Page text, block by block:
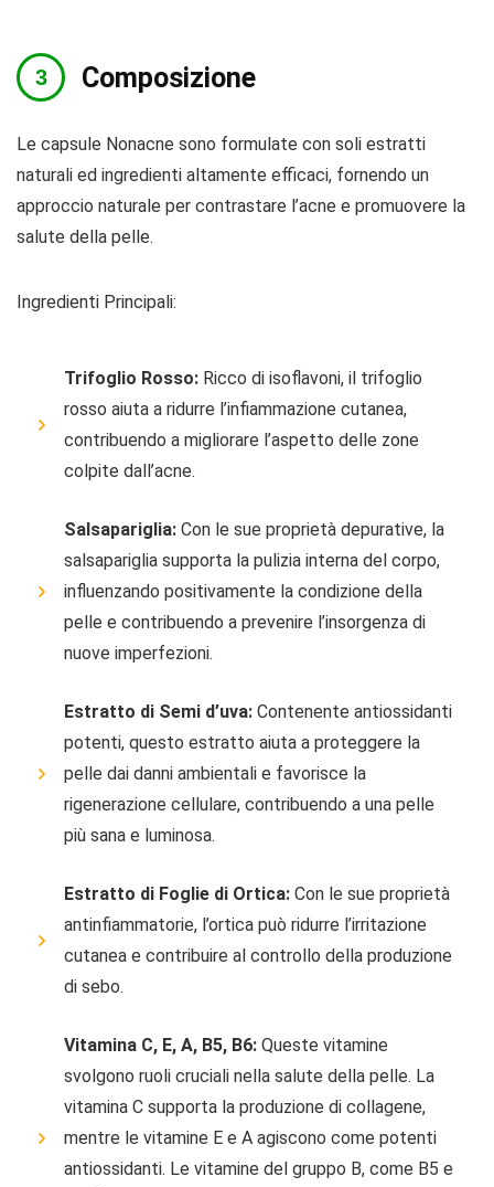
Composizione
Le capsule Nonacne sono formulate con soli estratti
naturali ed ingredienti altamente efficaci, fornendo un
approccio naturale per contrastare l’acne e promuovere la
salute della pelle.
Ingredienti Principali:
Trifoglio Rosso: Ricco di isoflavoni, il trifoglio
rosso aiuta a ridurre l’infiammazione cutanea,
contribuendo a migliorare l’aspetto delle zone
colpite dall’acne.
Salsapariglia: Con le sue proprietà depurative, la
salsapariglia supporta la pulizia interna del corpo,
influenzando positivamente la condizione della
pelle e contribuendo a prevenire l’insorgenza di
nuove imperfezioni.
Estratto di Semi d’uva: Contenente antiossidanti
potenti, questo estratto aiuta a proteggere la
pelle dai danni ambientali e favorisce la
rigenerazione cellulare, contribuendo a una pelle
più sana e luminosa.
Estratto di Foglie di Ortica: Con le sue proprietà
antinfiammatorie, l’ortica può ridurre l’irritazione
cutanea e contribuire al controllo della produzione
di sebo.
Vitamina C, E, A, B5, B6: Queste vitamine
svolgono ruoli cruciali nella salute della pelle. La
vitamina C supporta la produzione di collagene,
mentre le vitamine E e A agiscono come potenti
antiossidanti. Le vitamine del gruppo B, come B5 e